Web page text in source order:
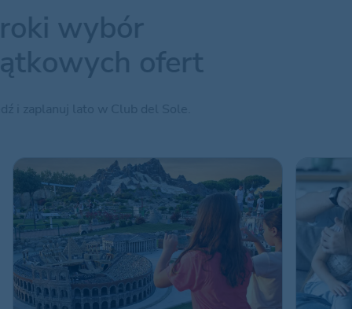
wybór
ofert
i zaplanuj lato w Club del Sole.